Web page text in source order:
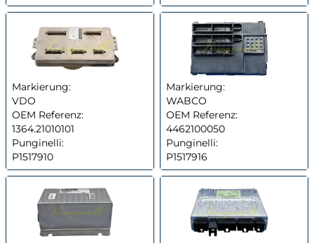
Markierung:
VDO
OEM Referenz:
1364.21010101
Punginelli:
P1517910
Markierung:
WABCO
OEM Referenz:
4462100050
Punginelli:
P1517916